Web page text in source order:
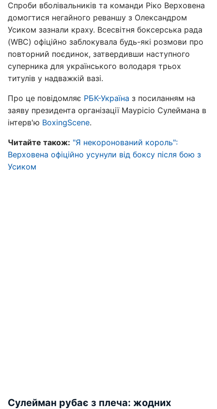
Спроби вболівальників та команди Ріко Верховена
домогтися негайного реваншу з Олександром
Усиком зазнали краху. Всесвітня боксерська рада
(WBC) офіційно заблокувала будь-які розмови про
повторний поєдинок, затвердивши наступного
суперника для українського володаря трьох
титулів у надважкій вазі.
Про це повідомляє РБК-Україна з посиланням на
заяву президента організації Маурісіо Сулеймана в
інтерв'ю BoxingScene.
Читайте також: "Я некоронований король":
Верховена офіційно усунули від боксу після бою з
Усиком
Сулейман рубає з плеча: жодних